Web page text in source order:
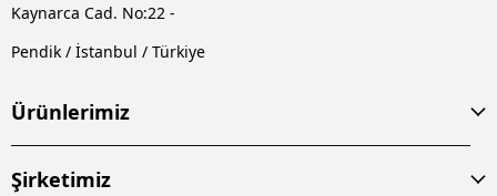
Kaynarca Cad. No:22 -
Pendik / İstanbul / Türkiye
Ürünlerimiz
Şirketimiz